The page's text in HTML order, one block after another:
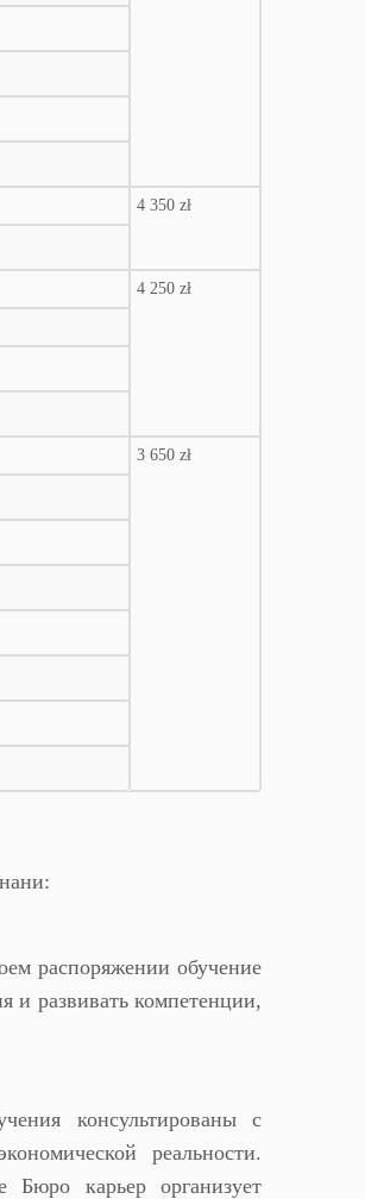
4 350 zł
4 250 zł
3 650 zł
распоряжении обучениe
и развивать компетенции,
консультированы с
реальности.
Бюро карьер организует